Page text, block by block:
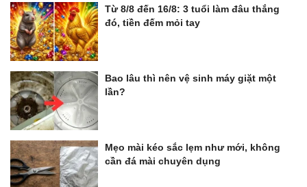
Từ 8/8 đến 16/8: 3 tuổi làm đâu thắng
đó, tiền đếm mỏi tay
Bao lâu thì nên vệ sinh máy giặt một
lần?
Mẹo mài kéo sắc lẹm như mới, không
cần đá mài chuyên dụng